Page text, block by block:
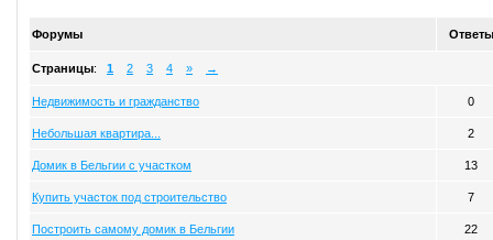
Форумы Ответы
Страницы: 1 2 3 4 » →
Недвижимость и гражданство 0
Небольшая квартира... 2
Домик в Бельгии с участком 13
Купить участок под строительство 7
Построить самому домик в Бельгии 22